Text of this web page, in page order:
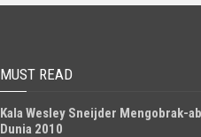
MUST READ
Kala Wesley Sneijder Mengobrak-
Dunia 2010